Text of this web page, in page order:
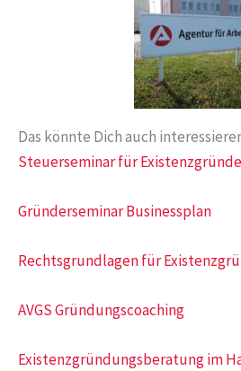
Das könnte Dich auch
Steuerseminar für
Gründerseminar Businessplan
Rechtsgrundlagen für
AVGS Gründungscoaching
Existenzgründungsberatung im